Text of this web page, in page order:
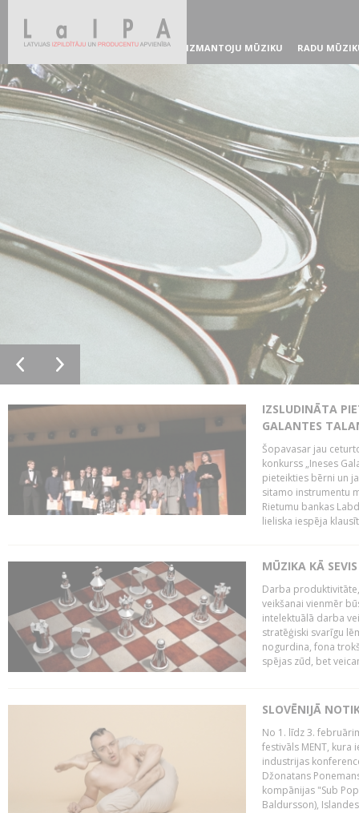
IZMANTOJU MŪZIKU RADU
IZSLUDINĀTA
GALANTES
Šopavasar jau
konkurss „Ineses
pieteikties bērni un
sitamo instrumentu
Rietumu bankas
lieliska iespēja
MŪZIKA KĀ
Darba
veikšanai vienmēr
intelektuālā darba
stratēģiski svarīgu
nogurdina, fona
spējas zūd, bet
SLOVĒNIJĀ
No 1. līdz 3.
festivāls MENT, kura
industrijas
Džonatans
kompānijas "Sub
Baldursson),